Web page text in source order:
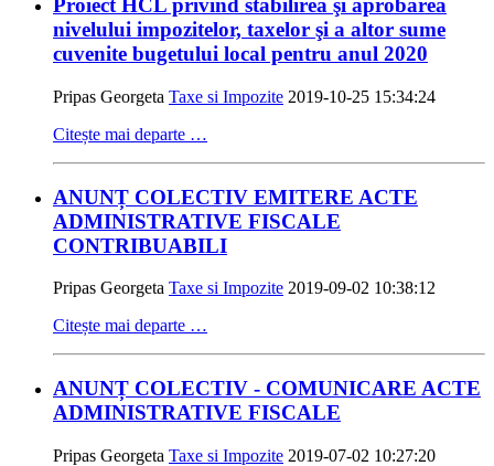
Proiect HCL privind stabilirea şi aprobarea
nivelului impozitelor, taxelor şi a altor sume
cuvenite bugetului local pentru anul 2020
Pripas Georgeta Taxe si Impozite 2019-10-25 15:34:24
Citește mai departe …
ANUNȚ COLECTIV EMITERE ACTE
ADMINISTRATIVE FISCALE
CONTRIBUABILI
Pripas Georgeta Taxe si Impozite 2019-09-02 10:38:12
Citește mai departe …
ANUNȚ COLECTIV - COMUNICARE ACTE
ADMINISTRATIVE FISCALE
Pripas Georgeta Taxe si Impozite 2019-07-02 10:27:20